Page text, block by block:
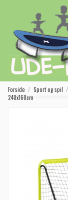
Forside Sport og spil
240x160cm